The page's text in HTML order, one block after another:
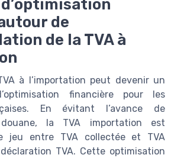
de
de la TVA à
à l’importation peut devenir un
financière pour les
En évitant l’avance de
la TVA importation est
jeu entre TVA collectée et TVA
TVA. Cette optimisation